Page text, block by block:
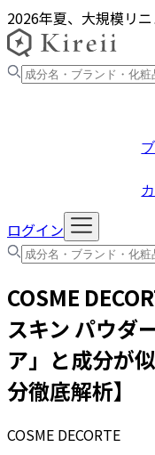
2026年夏、大規模リ
ログイン
COSME
スキン パウダ
ア 」と成分が
分徹底解析】
COSME DECORTE